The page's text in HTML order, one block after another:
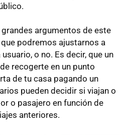
argumentos de este
podremos ajustarnos a
o no. Es decir, que un
recogerte en un punto
de tu casa pagando un
pueden decidir si viajan o
o pasajero en función de
anteriores.